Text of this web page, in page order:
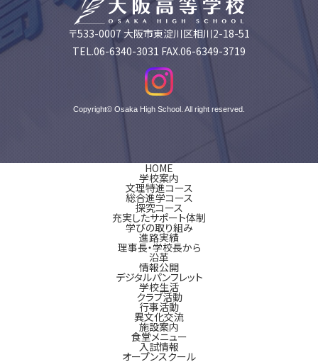
〒533-0007 大阪市東淀川区相川2-18-51
TEL.06-6340-3031 FAX.06-6349-3719
Copyright© Osaka High School. All right reserved.
HOME
学校案内
文理特進コース
総合進学コース
探究コース
充実したサポート体制
学びの取り組み
進路実績
理事長・学校長から
沿革
情報公開
デジタルパンフレット
学校生活
クラブ活動
行事活動
異文化交流
施設案内
食堂メニュー
入試情報
オープンスクール